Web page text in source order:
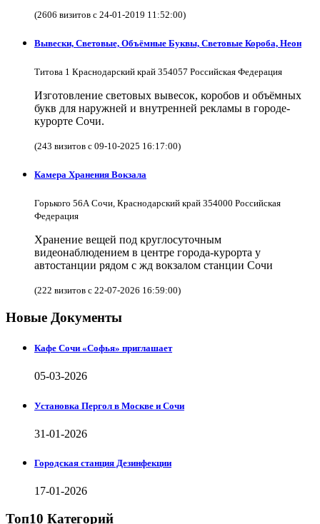
(2606 визитов с 24-01-2019 11:52:00)
Вывески, Световые, Объёмные Буквы, Световые Короба, Неон
Титова 1 Краснодарский край 354057 Российская Федерация
Изготовление световых вывесок, коробов и объёмных
букв для наружней и внутренней рекламы в городе-
курорте Сочи.
(243 визитов с 09-10-2025 16:17:00)
Камера Хранения Вокзала
Горького 56А Сочи, Краснодарский край 354000 Российская
Федерация
Хранение вещей под круглосуточным
видеонаблюдением в центре города-курорта у
автостанции рядом с жд вокзалом станции Сочи
(222 визитов с 22-07-2026 16:59:00)
Новые Документы
Кафе Сочи «Софья» приглашает
05-03-2026
Установка Пергол в Москве и Сочи
31-01-2026
Городская станция Дезинфекции
17-01-2026
Топ10 Категорий